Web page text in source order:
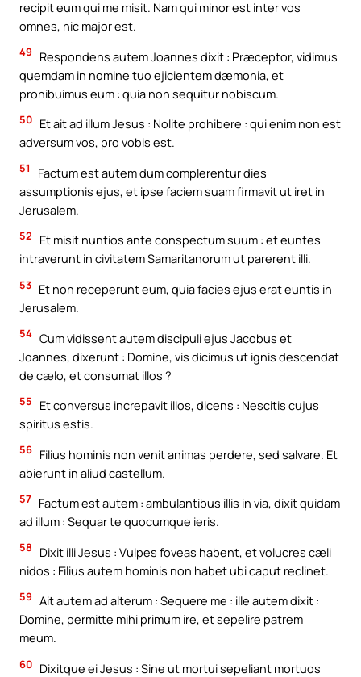
recipit eum qui me misit. Nam qui minor est inter vos
omnes, hic major est.
49
Respondens autem Joannes dixit : Præceptor, vidimus
quemdam in nomine tuo ejicientem dæmonia, et
prohibuimus eum : quia non sequitur nobiscum.
50 Et ait ad illum Jesus : Nolite prohibere : qui enim non est
adversum vos, pro vobis est.
51
Factum est autem dum complerentur dies
assumptionis ejus, et ipse faciem suam firmavit ut iret in
Jerusalem.
52
Et misit nuntios ante conspectum suum : et euntes
intraverunt in civitatem Samaritanorum ut parerent illi.
53 Et non receperunt eum, quia facies ejus erat euntis in
Jerusalem.
54 Cum vidissent autem discipuli ejus Jacobus et
Joannes, dixerunt : Domine, vis dicimus ut ignis descendat
de cælo, et consumat illos ?
55
Et conversus increpavit illos, dicens : Nescitis cujus
spiritus estis.
56 Filius hominis non venit animas perdere, sed salvare. Et
abierunt in aliud castellum.
57 Factum est autem : ambulantibus illis in via, dixit quidam
ad illum : Sequar te quocumque ieris.
58
Dixit illi Jesus : Vulpes foveas habent, et volucres cæli
nidos : Filius autem hominis non habet ubi caput reclinet.
59 Ait autem ad alterum : Sequere me : ille autem dixit :
Domine, permitte mihi primum ire, et sepelire patrem
meum.
60 Dixitque ei Jesus : Sine ut mortui sepeliant mortuos